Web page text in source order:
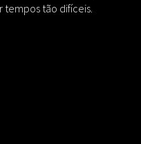
tempos tão difíceis.